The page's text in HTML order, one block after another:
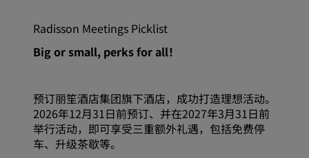
Radisson Meetings Picklist
Big or small, perks for all！
预订丽笙酒店集团旗下酒店，成功打造理想活动。
2026年12月31日前预订、并在2027年3月31日前
举行活动，即可享受三重额外礼遇，包括免费停
车、升级茶歇等。